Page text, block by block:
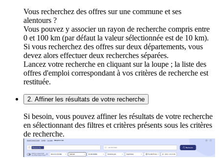
Vous recherchez des offres sur une commune et ses
alentours ?
Vous pouvez y associer un rayon de recherche compris entre
0 et 100 km (par défaut la valeur sélectionnée est de 10 km).
Si vous recherchez des offres sur deux départements, vous
devez alors effectuer deux recherches séparées.
Lancez votre recherche en cliquant sur la loupe ; la liste des
offres d'emploi correspondant à vos critères de recherche est
restituée.
2. Affiner les résultats de votre recherche
Si besoin, vous pouvez affiner les résultats de votre recherche
en sélectionnant des filtres et critères présents sous les critères
de recherche.